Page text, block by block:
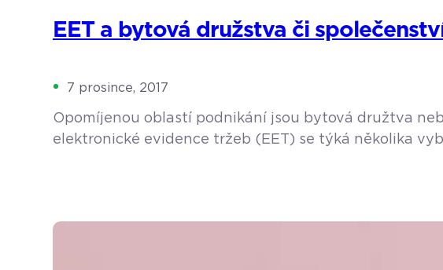
EET a bytová družstva či
7 prosince, 2017
Opomíjenou oblastí podnikání jsou bytová družtva
elektronické evidence tržeb (EET) se týká několika